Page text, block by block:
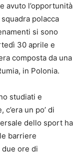
avuto l’opportunità
polacca
si sono
30 aprile e
composta da una
in Polonia.
studiati e
un po’ di
dello sport ha
barriere
ore di